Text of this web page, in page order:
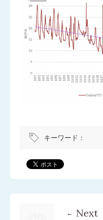
キーワード：
Next